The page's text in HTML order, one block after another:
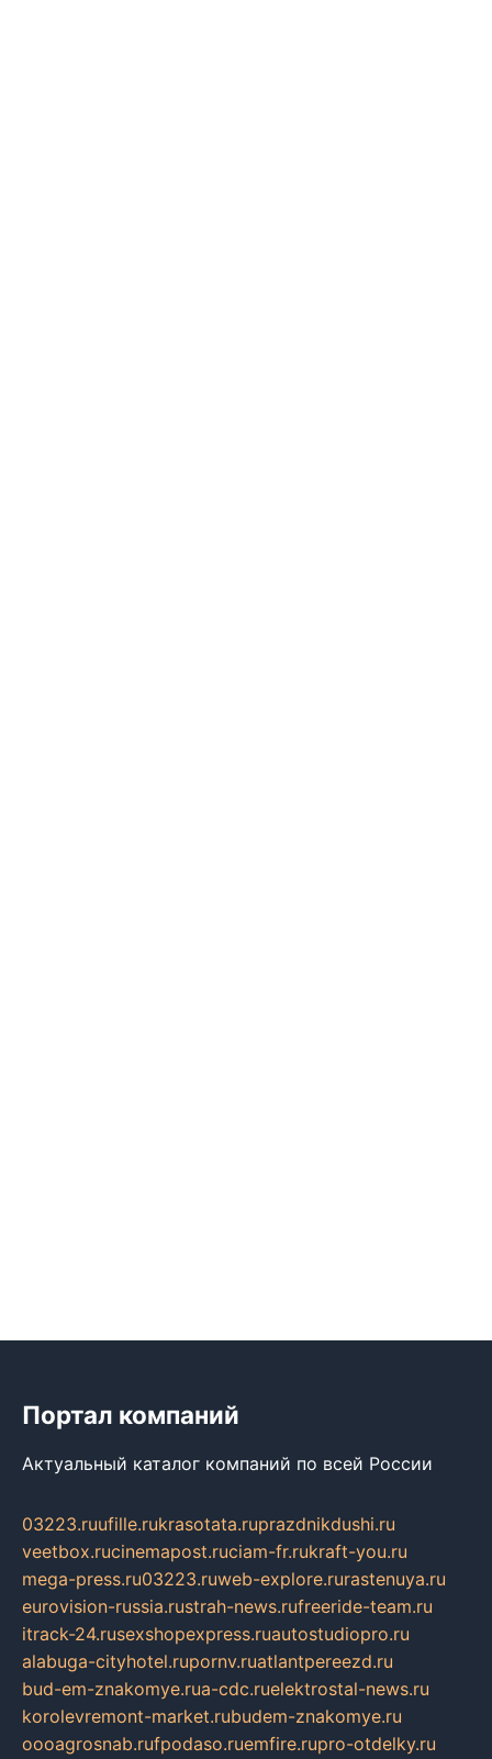
Портал компаний
Актуальный каталог компаний по всей России
03223.ruufille.rukrasotata.ruprazdnikdushi.ru
veetbox.rucinemapost.ruciam-fr.rukraft-you.ru
mega-press.ru03223.ruweb-explore.rurastenuya.ru
eurovision-russia.rustrah-news.rufreeride-team.ru
itrack-24.rusexshopexpress.ruautostudiopro.ru
alabuga-cityhotel.rupornv.ruatlantpereezd.ru
bud-em-znakomye.rua-cdc.ruelektrostal-news.ru
korolevremont-market.rubudem-znakomye.ru
oooagrosnab.rufpodaso.ruemfire.rupro-otdelky.ru